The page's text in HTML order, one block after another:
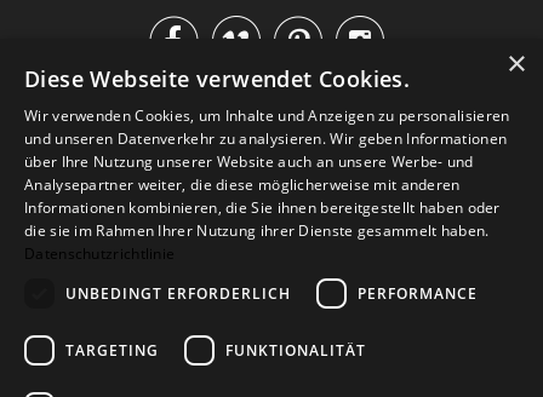

IM KATALOG BLÄTTERN
Versand Zahlarten
Retoure
×
Diese Webseite verwendet Cookies.
Wir verwenden Cookies, um Inhalte und Anzeigen zu personalisieren
und unseren Datenverkehr zu analysieren. Wir geben Informationen
über Ihre Nutzung unserer Website auch an unsere Werbe- und
Analysepartner weiter, die diese möglicherweise mit anderen
Informationen kombinieren, die Sie ihnen bereitgestellt haben oder
die sie im Rahmen Ihrer Nutzung ihrer Dienste gesammelt haben.
Datenschutzrichtlinie
UNBEDINGT ERFORDERLICH
PERFORMANCE
TARGETING FUNKTIONALITÄT